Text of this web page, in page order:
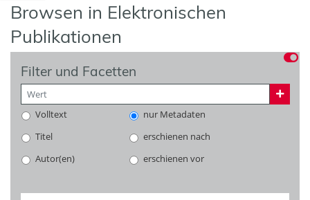
Browsen in Elektronischen
Publikationen
Filter und Facetten
Volltext
nur Metadaten
Titel
erschienen nach
Autor(en)
erschienen vor